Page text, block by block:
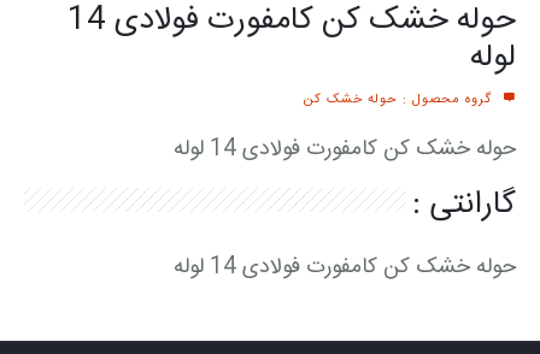
حوله خشک کن کامفورت فولادی 14
لوله
گروه محصول : حوله خشک کن
حوله خشک کن کامفورت فولادی 14 لوله
گارانتی :
حوله خشک کن کامفورت فولادی 14 لوله